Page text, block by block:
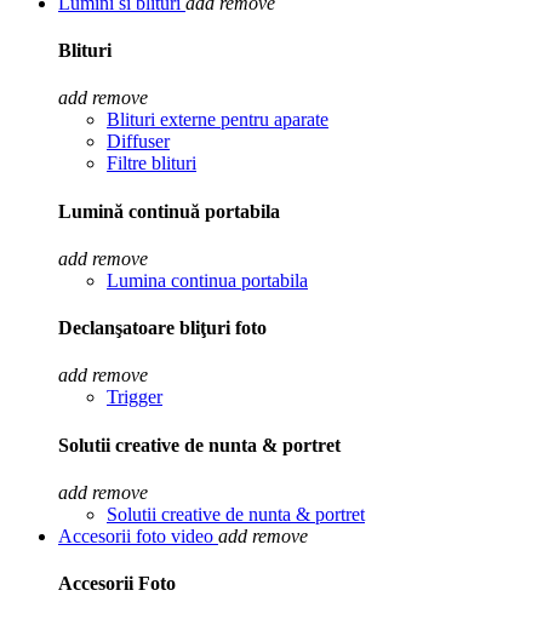
Blituri
add remove
Blituri externe pentru aparate
Diffuser
Filtre blituri
Lumină continuă portabila
add remove
Lumina continua portabila
Declanşatoare bliţuri foto
add remove
Trigger
Solutii creative de nunta & portret
add remove
Solutii creative de nunta & portret
Accesorii foto video add remove
Accesorii Foto